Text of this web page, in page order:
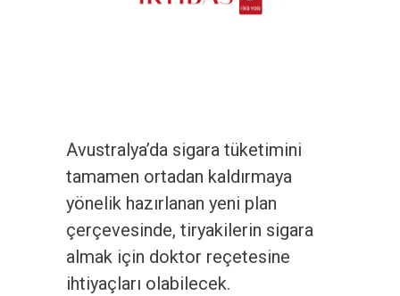
Avustralya’da sigara tüketimini
tamamen ortadan kaldırmaya
yönelik hazırlanan yeni plan
çerçevesinde, tiryakilerin sigara
almak için doktor reçetesine
ihtiyaçları olabilecek.